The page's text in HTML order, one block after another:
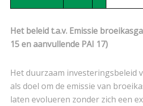
Het beleid t.a.v. Emissie
15 en aanvullende PAI 17)
Het duurzaam investeringsbeleid
als doel om de emissie van
laten evolueren zonder zich een